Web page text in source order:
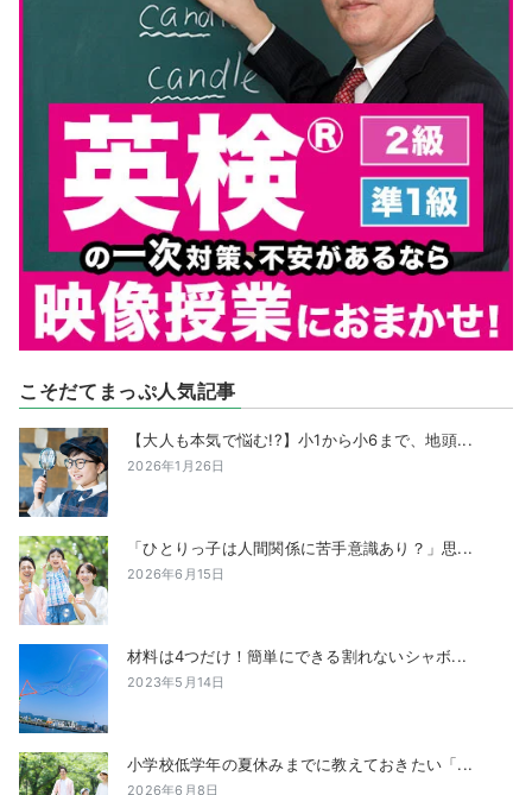
こそだてまっぷ人気記事
【大人も本気で悩む!?】小1から小6まで、地頭...
2026年1月26日
「ひとりっ子は人間関係に苦手意識あり？」思...
2026年6月15日
材料は4つだけ！簡単にできる割れないシャボ...
2023年5月14日
小学校低学年の夏休みまでに教えておきたい「...
2026年6月8日